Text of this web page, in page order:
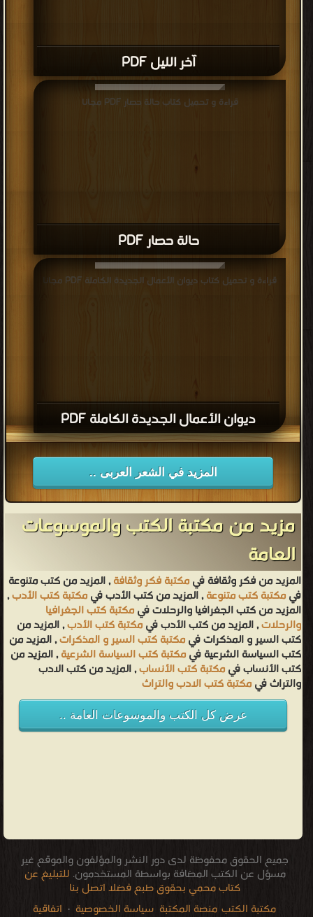
آخر الليل PDF
حالة حصار PDF
قراءة و تحميل كتاب حالة حصار PDF مجانا
ديوان الأعمال الجديدة الكاملة PDF
قراءة و تحميل كتاب ديوان الأعمال الجديدة الكاملة PDF مجانا
المزيد في الشعر العربى ..
مزيد من مكتبة الكتب والموسوعات
العامة
المزيد من فكر وثقافة فيمكتبة فكر وثقافة, المزيد من كتب متنوعة
فيمكتبة كتب متنوعة, المزيد من كتب الأدب فيمكتبة كتب الأدب,
المزيد من كتب الجغرافيا والرحلات فيمكتبة كتب الجغرافيا
والرحلات, المزيد من كتب الأدب فيمكتبة كتب الأدب, المزيد من
كتب السير و المذكرات فيمكتبة كتب السير و المذكرات, المزيد من
كتب السياسة الشرعية فيمكتبة كتب السياسة الشرعية, المزيد من
كتب الأنساب فيمكتبة كتب الأنساب, المزيد من كتب الادب
والتراث فيمكتبة كتب الادب والتراث
عرض كل الكتب والموسوعات العامة ..
جميع الحقوق محفوظة لدى دور النشر والمؤلفون والموقع غير
مسؤل عن الكتب المضافة بواسطة المستخدمون. للتبليغ عن
كتاب محمي بحقوق طبع فضلا اتصل بنا
مكتبة الكتب منصة المكتبة سياسة الخصوصية · اتفاقية